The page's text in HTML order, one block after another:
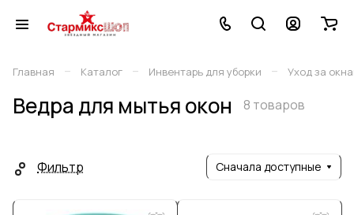
Главная – Каталог – Инвентарь для уборки – Уход за
Ведра для мытья окон 8 товаров
Фильтр Сначала доступные